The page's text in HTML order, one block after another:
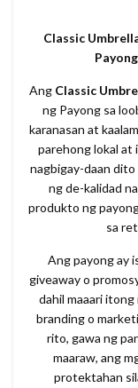
Classic
Ang Classic
ng Payong sa
karanasan at
parehong lokal at
nagbigay-daan dito
ng de-kalidad
produkto ng
sa
Ang payong ay
giveaway o
dahil maaari itong
branding o
rito, gawa ng
maaraw, ang
protektahan